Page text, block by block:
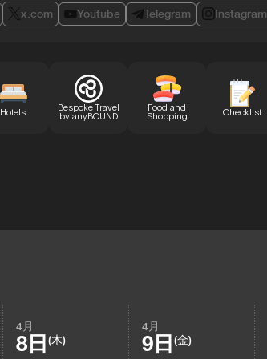
x.com Youtube Telegram Instagram
Hotels Bespoke Travel
by anyBOUND
Food and
Shopping Checklist
4月
8日 (木)
4月
9日 (金)